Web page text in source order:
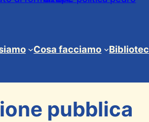
Cosa facciamo
pubblica